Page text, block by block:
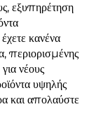
εξυπηρέτηση
κανένα
περιορισμένης
νέους
υψηλής
και απολαύστε